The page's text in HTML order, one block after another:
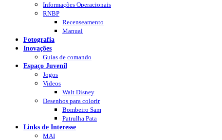
Informações Operacionais
RNBP
Recenseamento
Manual
Fotografia
Inovações
Guias de comando
Espaço Juvenil
Jogos
Videos
Walt Disney
Desenhos para colorir
Bombeiro Sam
Patrulha Pata
Links de Interesse
MAI